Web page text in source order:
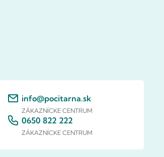
info@pocitarna.sk
ZÁKAZNÍCKE CENTRUM
0650 822 222
ZÁKAZNÍCKE CENTRUM